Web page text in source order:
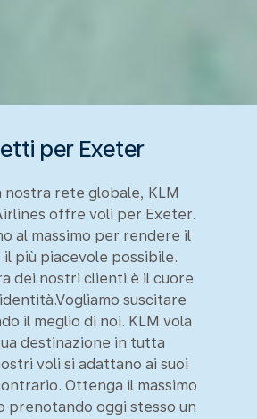
per Exeter
nostra rete globale, KLM
offre voli per Exeter.
al massimo per rendere il
il più piacevole possibile.
dei nostri clienti è il cuore
suscitare
il meglio di noi. KLM vola
destinazione in tutta
voli si adattano ai suoi
Ottenga il massimo
prenotando oggi stesso un